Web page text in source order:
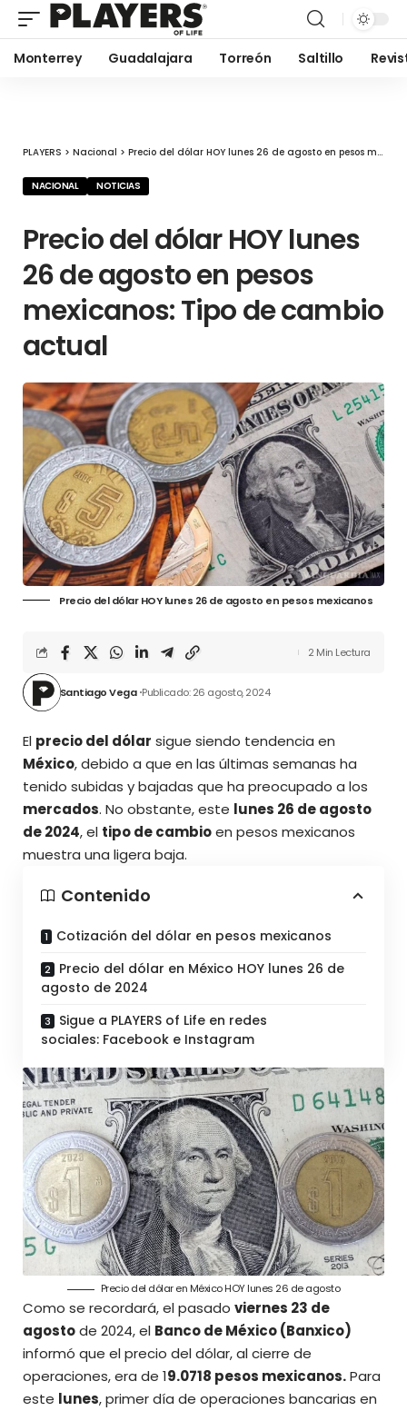
Monterrey Guadalajara Torreón Saltillo
PLAYERS > Nacional > Precio del dólar HOY lunes 26 de agosto en pesos mexicanos: Tipo de cambio actual
NACIONAL NOTICIAS
Precio del dólar HOY lunes
26 de agosto en pesos
mexicanos: Tipo de cambio
actual
Precio del dólar HOY lunes 26 de agosto en pesos mexicanos
Santiago Vega Publicado: 26 agosto, 2024
2 Min Lectura
El precio del dólar sigue siendo tendencia en
México, debido a que en las últimas semanas ha
tenido subidas y bajadas que ha preocupado a los
mercados. No obstante, este lunes 26 de agosto
de 2024, el tipo de cambioen pesos mexicanos
muestra una ligera baja.
Contenido
Cotización del dólar en pesos mexicanos
Precio del dólar en México HOY lunes 26 de
agosto de 2024
Sigue a PLAYERS of Life en redes
sociales: Facebook e Instagram
Precio del dólar en México HOY lunes 26 de agosto
Como se recordará, el pasado viernes 23 de
agostode 2024, el Banco de México (Banxico)
informó que elprecio del dólar, al cierre de
operaciones, era de 19.0718 pesos mexicanos.Para
este lunes, primer día de operaciones bancarias en